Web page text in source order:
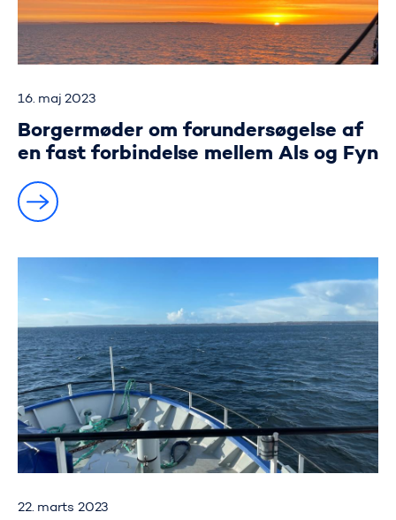
16. maj 2023
Borgermøder om forundersøgelse af
en fast forbindelse mellem Als og Fyn
22. marts 2023